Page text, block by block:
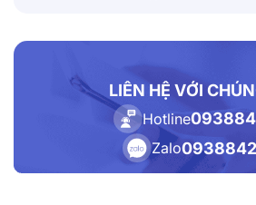
LIÊN HỆ VỚI
Hotline
Zalo